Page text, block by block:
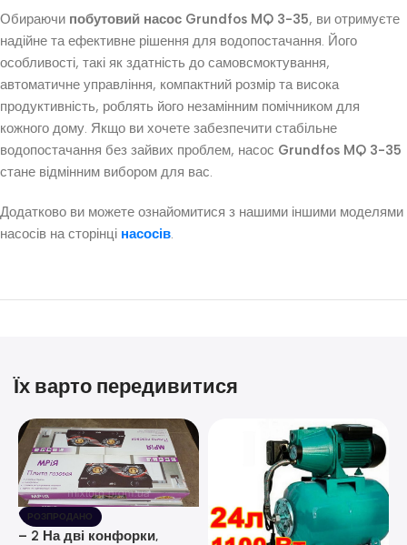
Обираючи побутовий насос Grundfos MQ 3-35, ви отримуєте
надійне та ефективне рішення для водопостачання. Його
особливості, такі як здатність до самовсмоктування,
автоматичне управління, компактний розмір та висока
продуктивність, роблять його незамінним помічником для
кожного дому. Якщо ви хочете забезпечити стабільне
водопостачання без зайвих проблем, насос Grundfos MQ 3-35
стане відмінним вибором для вас.
Додатково ви можете ознайомитися з нашими іншими моделями
насосів на сторінці насосів.
Їх варто передивитися
РОЗПРОДАНО
– 2 На дві конфорки,